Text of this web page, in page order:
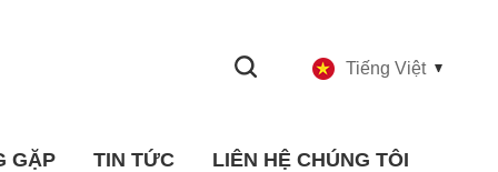
Tiếng Việt
GẶP TIN TỨC LIÊN HỆ CHÚNG TÔI